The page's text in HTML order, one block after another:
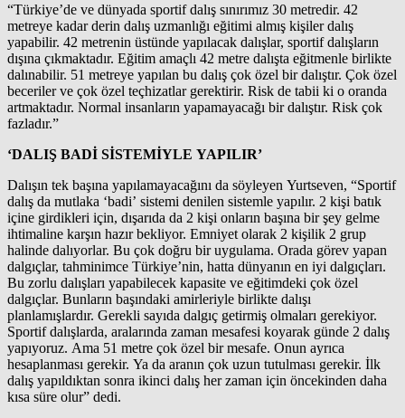
“Türkiye’de ve dünyada sportif dalış sınırımız 30 metredir. 42
metreye kadar derin dalış uzmanlığı eğitimi almış kişiler dalış
yapabilir. 42 metrenin üstünde yapılacak dalışlar, sportif dalışların
dışına çıkmaktadır. Eğitim amaçlı 42 metre dalışta eğitmenle birlikte
dalınabilir. 51 metreye yapılan bu dalış çok özel bir dalıştır. Çok özel
beceriler ve çok özel teçhizatlar gerektirir. Risk de tabii ki o oranda
artmaktadır. Normal insanların yapamayacağı bir dalıştır. Risk çok
fazladır.”
‘DALIŞ BADİ SİSTEMİYLE YAPILIR’
Dalışın tek başına yapılamayacağını da söyleyen Yurtseven, “Sportif
dalış da mutlaka ‘badi’ sistemi denilen sistemle yapılır. 2 kişi batık
içine girdikleri için, dışarıda da 2 kişi onların başına bir şey gelme
ihtimaline karşın hazır bekliyor. Emniyet olarak 2 kişilik 2 grup
halinde dalıyorlar. Bu çok doğru bir uygulama. Orada görev yapan
dalgıçlar, tahminimce Türkiye’nin, hatta dünyanın en iyi dalgıçları.
Bu zorlu dalışları yapabilecek kapasite ve eğitimdeki çok özel
dalgıçlar. Bunların başındaki amirleriyle birlikte dalışı
planlamışlardır. Gerekli sayıda dalgıç getirmiş olmaları gerekiyor.
Sportif dalışlarda, aralarında zaman mesafesi koyarak günde 2 dalış
yapıyoruz. Ama 51 metre çok özel bir mesafe. Onun ayrıca
hesaplanması gerekir. Ya da aranın çok uzun tutulması gerekir. İlk
dalış yapıldıktan sonra ikinci dalış her zaman için öncekinden daha
kısa süre olur” dedi.